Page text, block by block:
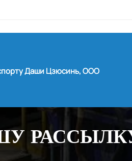
Даши Цзюсинь, ООО